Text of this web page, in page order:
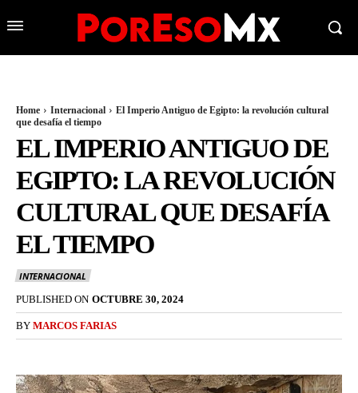
Home Internacional
El Imperio Antiguo de Egipto: la revolución cultural
que desafía el tiempo
EL IMPERIO ANTIGUO DE
EGIPTO: LA REVOLUCIÓN
CULTURAL QUE DESAFÍA
EL TIEMPO
INTERNACIONAL
PUBLISHED ON OCTUBRE 30, 2024
BY MARCOS FARIAS